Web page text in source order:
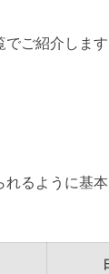
ご紹介します
るように基